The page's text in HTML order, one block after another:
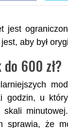
jest
aby był
600 zł?
godzin, u
skali
sprawia, że